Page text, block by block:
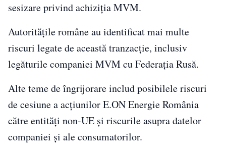
sesizare privind achiziția MVM.
Autoritățile române au identificat mai multe
riscuri legate de această tranzacție, inclusiv
legăturile companiei MVM cu Federația Rusă.
Alte teme de îngrijorare includ posibilele riscuri
de cesiune a acțiunilor E.ON Energie România
către entități non-UE și riscurile asupra datelor
companiei și ale consumatorilor.